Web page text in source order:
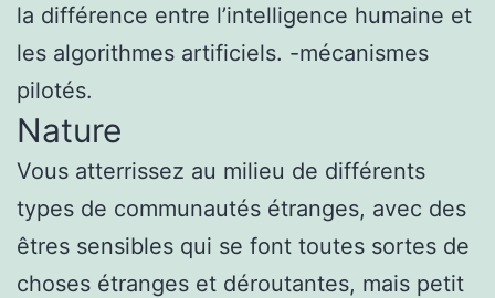
la différence entre l’intelligence humaine et
les algorithmes artificiels. -mécanismes
pilotés.
Nature
Vous atterrissez au milieu de différents
types de communautés étranges, avec des
êtres sensibles qui se font toutes sortes de
choses étranges et déroutantes, mais petit